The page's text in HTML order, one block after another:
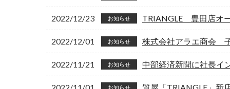
2022/12/23 お知らせ TRIANGLE 豊田店オ
2022/12/01 お知らせ 株式会社アラエ商会
2022/11/21 お知らせ 中部経済新聞に社長イ
2022/11/01 お知らせ 質屋「TRIANGLE」新